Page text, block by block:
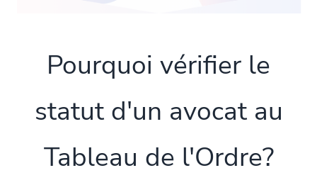
Pourquoi vérifier le
statut d'un avocat au
Tableau de l'Ordre?